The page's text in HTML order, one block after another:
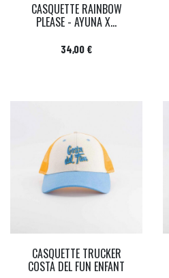
CASQUETTE RAINBOW
PLEASE - AYUNA X...
Prix
34,00 €
CASQUETTE TRUCKER
COSTA DEL FUN ENFANT